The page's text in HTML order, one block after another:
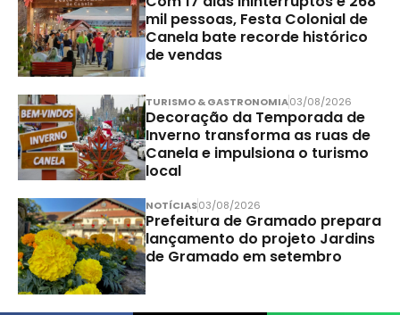
mil pessoas, Festa Colonial de
Canela bate recorde histórico
de vendas
TURISMO & GASTRONOMIA03/08/2026
Decoração da Temporada de
Inverno transforma as ruas de
Canela e impulsiona o turismo
local
NOTÍCIAS03/08/2026
Prefeitura de Gramado prepara
lançamento do projeto Jardins
de Gramado em setembro